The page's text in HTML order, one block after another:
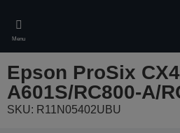
main
content
Menu
Epson ProSix
A601S/RC800-A/
SKU: R11N05402UBU